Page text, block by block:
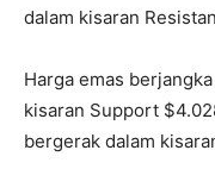
dalam kisaran
Harga emas
kisaran Support
bergerak dalam